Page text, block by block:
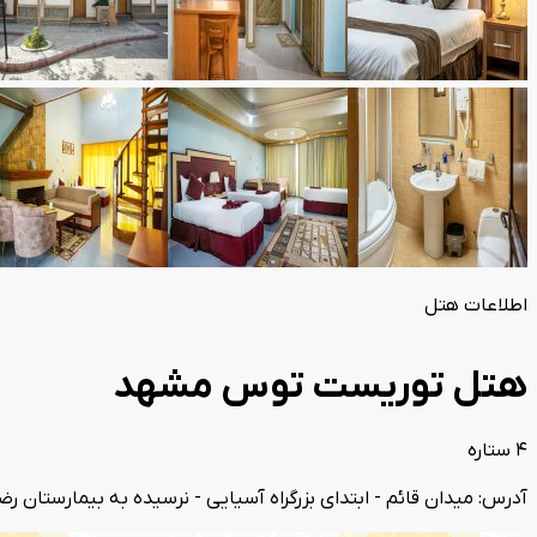
اطلاعات هتل
هتل توریست توس مشهد
4 ستاره
آدرس: میدان قائم - ابتدای بزرگراه آسیایی - نرسیده به بیمارستان